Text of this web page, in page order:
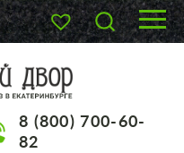
8 (800) 700-60-
82